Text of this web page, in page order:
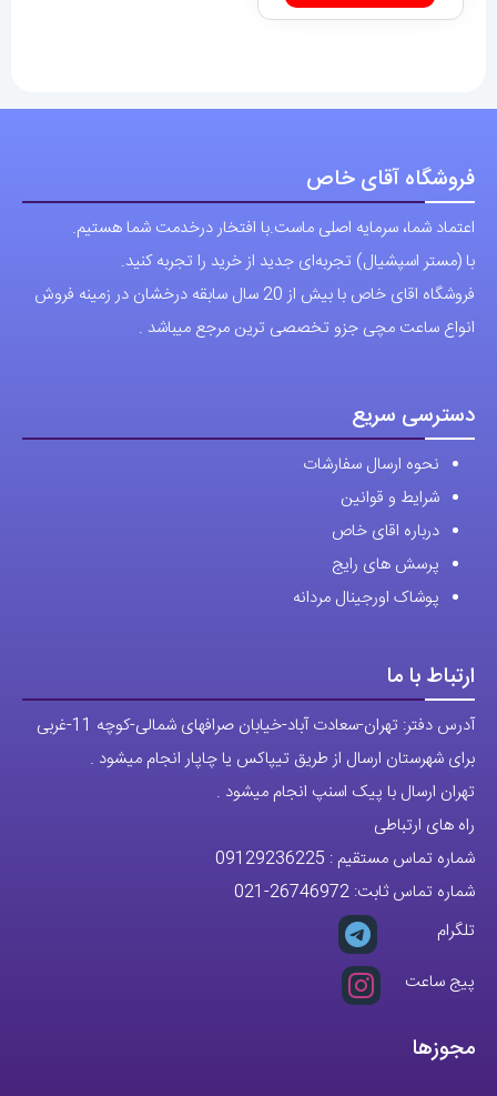
فروشگاه آقای خاص
اعتماد شما، سرمایه اصلی ماست.با افتخار درخدمت شما هستیم.
با (مستر اسپشیال) تجربه‌ای جدید از خرید را تجربه کنید.
فروشگاه اقای خاص با بیش از 20 سال سابقه درخشان در زمینه فروش
انواع ساعت مچی جزو تخصصی ترین مرجع میباشد .
دسترسی سریع
نحوه ارسال سفارشات
شرایط و قوانین
درباره اقای خاص
پرسش های رایج
پوشاک اورجینال مردانه
ارتباط با ما
آدرس دفتر: تهران-سعادت آباد-خیابان صرافهای شمالی-کوچه 11-غربی
برای شهرستان ارسال از طریق تیپاکس یا چاپار انجام میشود .
تهران ارسال با پیک اسنپ انجام میشود .
راه های ارتباطی
شماره تماس مستقیم : 09129236225
شماره تماس ثابت: 26746972
-021
تلگرام
پیج ساعت
مجوزها